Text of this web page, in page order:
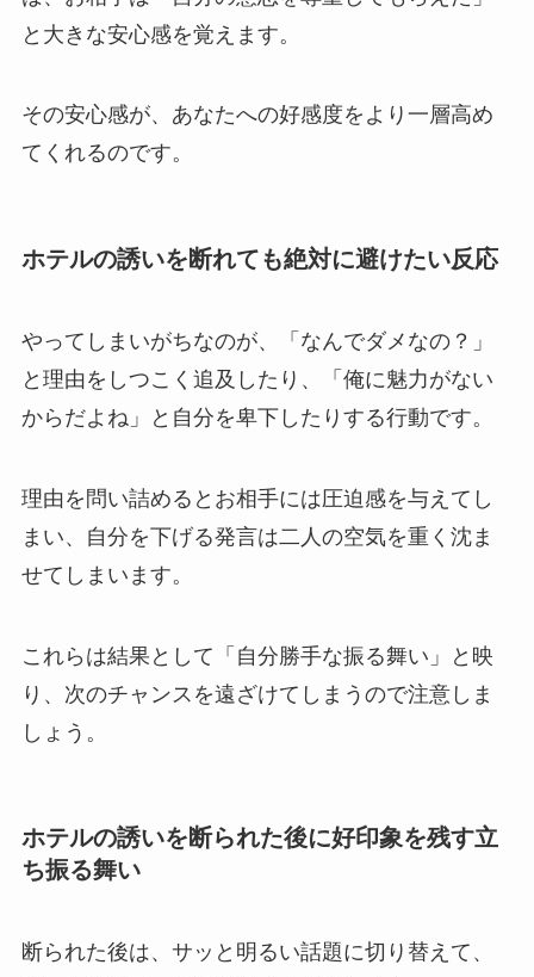
と大きな安心感を覚えます。
その安心感が、あなたへの好感度をより一層高め
てくれるのです。
ホテルの誘いを断れても絶対に避けたい反応
やってしまいがちなのが、「なんでダメなの？」
と理由をしつこく追及したり、「俺に魅力がない
からだよね」と自分を卑下したりする行動です。
理由を問い詰めるとお相手には圧迫感を与えてし
まい、自分を下げる発言は二人の空気を重く沈ま
せてしまいます。
これらは結果として「自分勝手な振る舞い」と映
り、次のチャンスを遠ざけてしまうので注意しま
しょう。
ホテルの誘いを断られた後に好印象を残す立
ち振る舞い
断られた後は、サッと明るい話題に切り替えて、